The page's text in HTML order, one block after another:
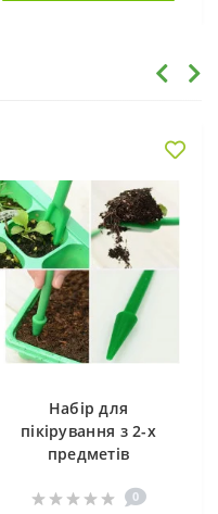
Набір для
пікірування з 2-х
предметів
0